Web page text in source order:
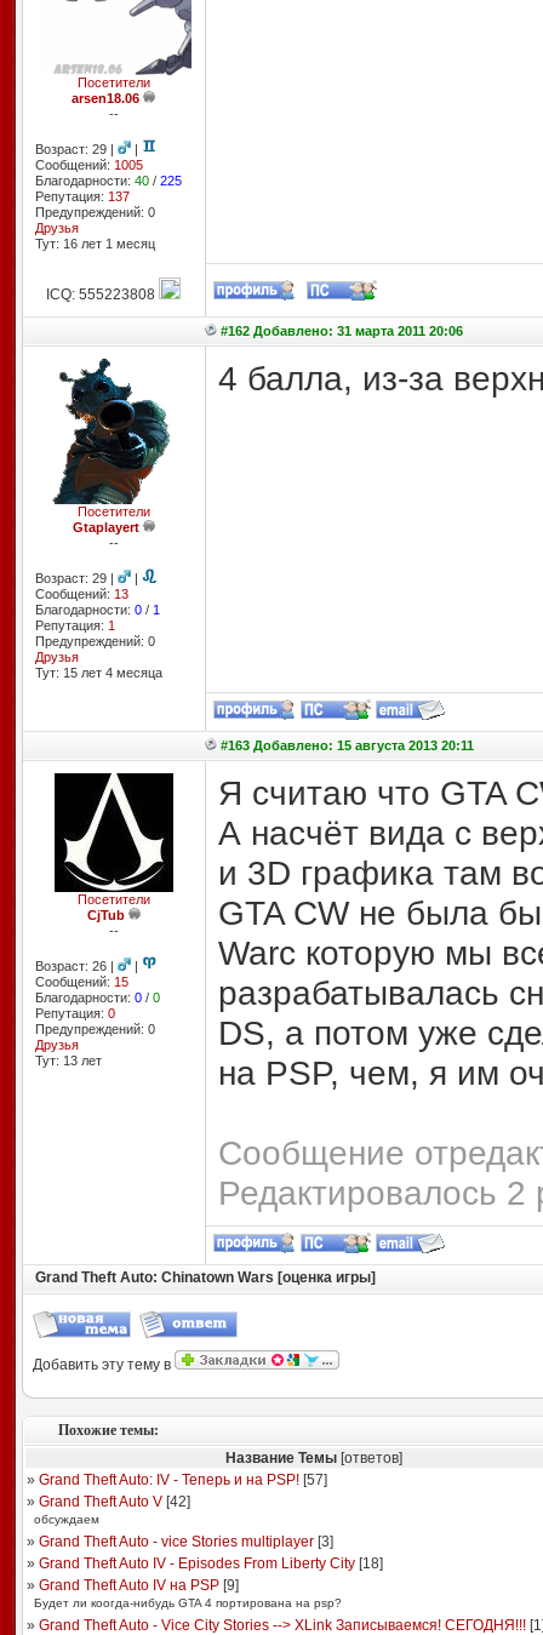
Посетители
arsen18.06
--
Возраст: 29 |
|
Сообщений: 1005
Благодарности: 40/ 225
Репутация: 137
Предупреждений: 0
Друзья
Тут: 16 лет 1 месяц
ICQ: 555223808
#162 Добавлено: 31 марта 2011 20:06
Посетители
Gtaplayert
--
Возраст: 29 |
|
Сообщений: 13
Благодарности: 0/ 1
Репутация: 1
Предупреждений: 0
Друзья
Тут: 15 лет 4 месяцa
4 балла, из-за
#163 Добавлено: 15 августа 2013 20:11
Посетители
CjTub
--
Возраст: 26 |
|
Сообщений: 15
Благодарности: 0/ 0
Репутация: 0
Предупреждений: 0
Друзья
Тут: 13 лет
Я считаю что GTA
А насчёт вида с
и 3D графика там
GTA CW не была
Warc которую мы
разрабатывалась
DS, а потом уже
на PSP, чем, я им
Сообщение
Редактировалось 2
Grand Theft Auto: Chinatown Wars [оценка игры]
Добавить эту тему в
Похожие темы:
Название Темы[ответов]
» Grand Theft Auto: IV - Теперь и на PSP![57]
» Grand Theft Auto V[42]
обсуждаем
» Grand Theft Auto - vice Stories multiplayer[3]
» Grand Theft Auto IV - Episodes From Liberty City[18]
» Grand Theft Auto IV на PSP[9]
Будет ли коогда-нибудь GTA 4 портирована на psp?
» Grand Theft Auto - Vice City Stories --> XLink Записываемся! СЕГОДНЯ!!![1